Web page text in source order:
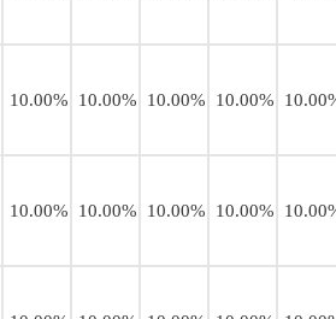
10.00% 10.00% 10.00% 10.00%
10.00% 10.00% 10.00% 10.00%